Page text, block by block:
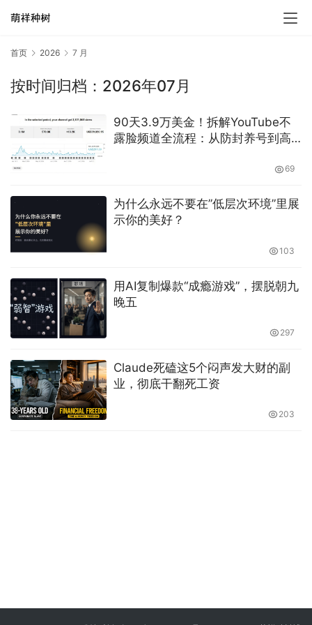
首页 2026 7 月
按时间归档：2026年07月
90天3.9万美金！拆解YouTube不
露脸频道全流程：从防封养号到高
69
为什么永远不要在”低层次环境”里展
示你的美好？
103
用AI复制爆款“成瘾游戏”，摆脱朝九
晚五
297
Claude死磕这5个闷声发大财的副
业，彻底干翻死工资
203